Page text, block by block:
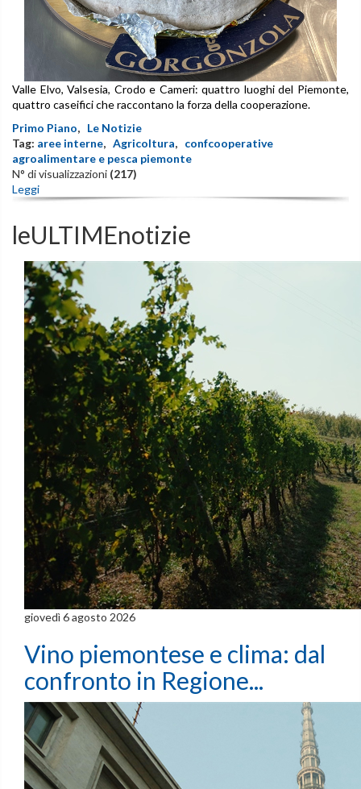
Valle Elvo, Valsesia, Crodo e Cameri: quattro luoghi del Piemonte,
quattro caseifici che raccontano la forza della cooperazione.
Primo Piano, Le Notizie
Tag: aree interne, Agricoltura, confcooperative
agroalimentare e pesca piemonte
N° di visualizzazioni (217)
Leggi
leULTIMEnotizie
giovedì 6 agosto 2026
Vino piemontese e clima: dal
confronto in Regione...